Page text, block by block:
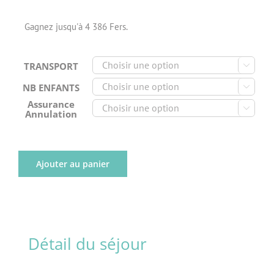
Gagnez jusqu'à 4 386 Fers.
TRANSPORT 
NB ENFANTS 
Assurance
Annulation

Ajouter au panier
Détail du séjour